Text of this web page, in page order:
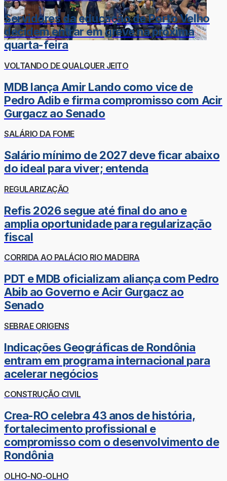
Servidores da educação de Porto Velho
decidem entrar em greve na próxima
quarta-feira
VOLTANDO DE QUALQUER JEITO
MDB lança Amir Lando como vice de
Pedro Adib e firma compromisso com Acir
Gurgacz ao Senado
SALÁRIO DA FOME
Salário mínimo de 2027 deve ficar abaixo
do ideal para viver; entenda
REGULARIZAÇÃO
Refis 2026 segue até final do ano e
amplia oportunidade para regularização
fiscal
CORRIDA AO PALÁCIO RIO MADEIRA
PDT e MDB oficializam aliança com Pedro
Abib ao Governo e Acir Gurgacz ao
Senado
SEBRAE ORIGENS
Indicações Geográficas de Rondônia
entram em programa internacional para
acelerar negócios
CONSTRUÇÃO CIVIL
Crea-RO celebra 43 anos de história,
fortalecimento profissional e
compromisso com o desenvolvimento de
Rondônia
OLHO-NO-OLHO